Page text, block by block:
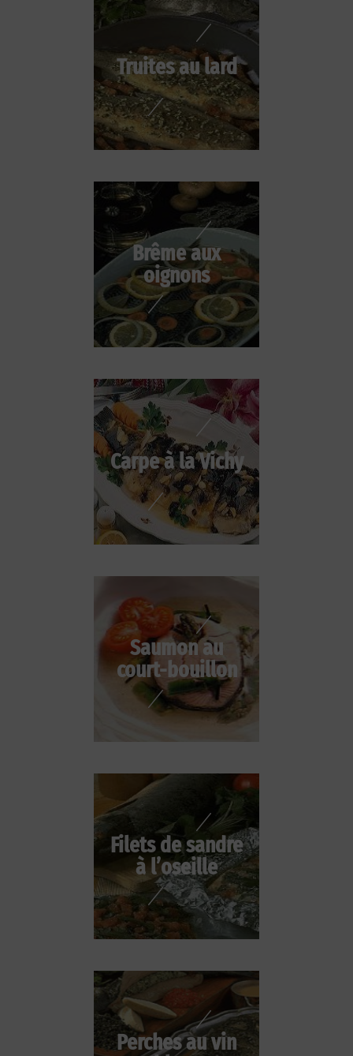
Truites au lard
Brême aux
oignons
Carpe à la Vichy
Saumon au
court-bouillon
Filets de sandre
à l’oseille
Perches au vin